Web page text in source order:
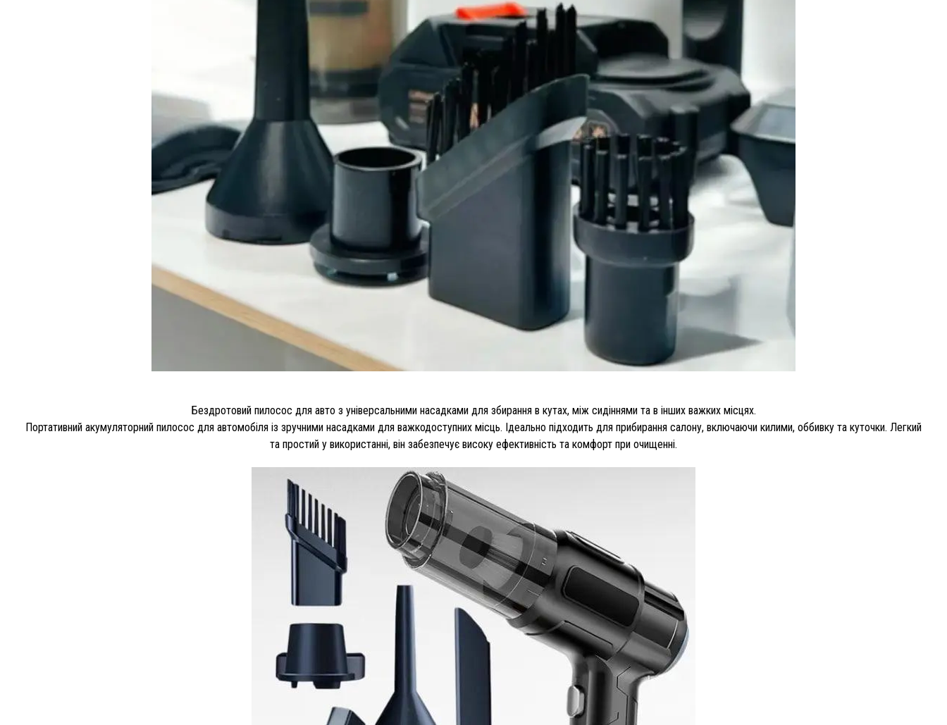
Бездротовий пилосос для авто з універсальними насадками для збирання в кутах, між сидіннями та в інших важких місцях.
Портативний акумуляторний пилосос для автомобіля із зручними насадками для важкодоступних місць. Ідеально підходить для прибирання салону, включаючи килими, оббивку та куточки. Легкий
та простий у використанні, він забезпечує високу ефективність та комфорт при очищенні.